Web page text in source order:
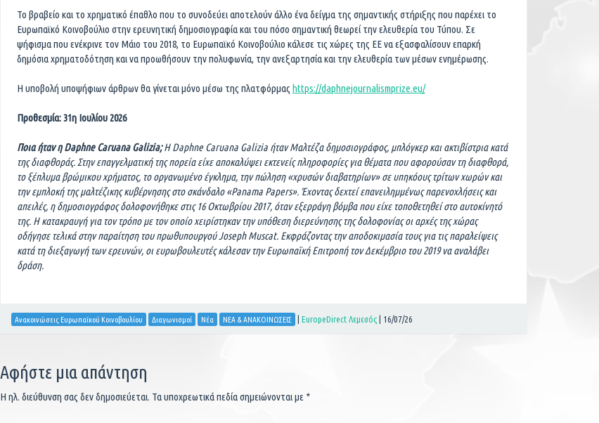
Το βραβείο και το χρηματικό έπαθλο που το συνοδεύει αποτελούν άλλο ένα δείγμα της σημαντικής στήριξης που παρέχει το
Ευρωπαϊκό Κοινοβούλιο στην ερευνητική δημοσιογραφία και του πόσο σημαντική θεωρεί την ελευθερία του Τύπου. Σε
ψήφισμα που ενέκρινε τον Μάιο του 2018, το Ευρωπαϊκό Κοινοβούλιο κάλεσε τις χώρες της ΕΕ να εξασφαλίσουν επαρκή
δημόσια χρηματοδότηση και να προωθήσουν την πολυφωνία, την ανεξαρτησία και την ελευθερία των μέσων ενημέρωσης.
Η υποβολή υποψήφιων άρθρων θα γίνεται μόνο μέσω της πλατφόρμας https://daphnejournalismprize.eu/
Προθεσμία: 31η Ιουλίου 2026
Ποια ήταν η Daphne Caruana Galizia; Η Daphne Caruana Galizia ήταν Μαλτέζα δημοσιογράφος, μπλόγκερ και ακτιβίστρια κατά
της διαφθοράς. Στην επαγγελματική της πορεία είχε αποκαλύψει εκτενείς πληροφορίες για θέματα που αφορούσαν τη διαφθορά,
το ξέπλυμα βρώμικου χρήματος, το οργανωμένο έγκλημα, την πώληση «χρυσών διαβατηρίων» σε υπηκόους τρίτων χωρών και
την εμπλοκή της μαλτέζικης κυβέρνησης στο σκάνδαλο «Panama Papers». Έχοντας δεχτεί επανειλημμένως παρενοχλήσεις και
απειλές, η δημοσιογράφος δολοφονήθηκε στις 16 Οκτωβρίου 2017, όταν εξερράγη βόμβα που είχε τοποθετηθεί στο αυτοκίνητό
της. Η κατακραυγή για τον τρόπο με τον οποίο χειρίστηκαν την υπόθεση διερεύνησης της δολοφονίας οι αρχές της χώρας
οδήγησε τελικά στην παραίτηση του πρωθυπουργού Joseph Muscat. Εκφράζοντας την αποδοκιμασία τους για τις παραλείψεις
κατά τη διεξαγωγή των ερευνών, οι ευρωβουλευτές κάλεσαν την Ευρωπαϊκή Επιτροπή τον Δεκέμβριο του 2019 να αναλάβει
δράση.
Ανακοινώσεις Ευρωπαϊκού Κοινοβουλίου Διαγωνισμοί Νέα ΝΕΑ & ΑΝΑΚΟΙΝΩΣΕΙΣ | EuropeDirect Λεμεσός | 16/07/26
Αφήστε μια απάντηση
Η ηλ. διεύθυνση σας δεν δημοσιεύεται. Τα υποχρεωτικά πεδία σημειώνονται με *